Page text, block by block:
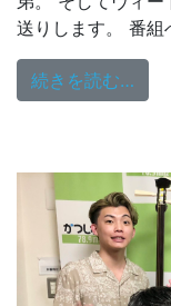
送りします。 番
続きを読む…